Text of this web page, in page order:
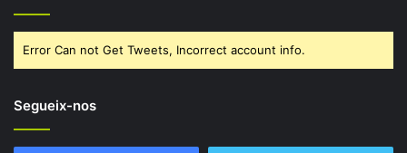
Error Can not Get Tweets, Incorrect account info.
Segueix-nos